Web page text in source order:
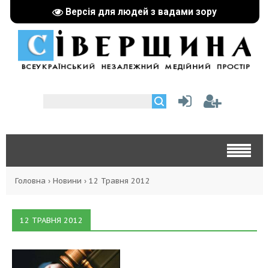
Версія для людей з вадами зору
Головна › Новини › 12 Травня 2012
12 ТРАВНЯ 2012